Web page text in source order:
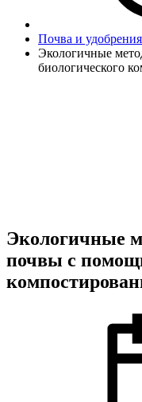
Почва и удобрения
Экологичные
биологического
Экологичные
почвы с